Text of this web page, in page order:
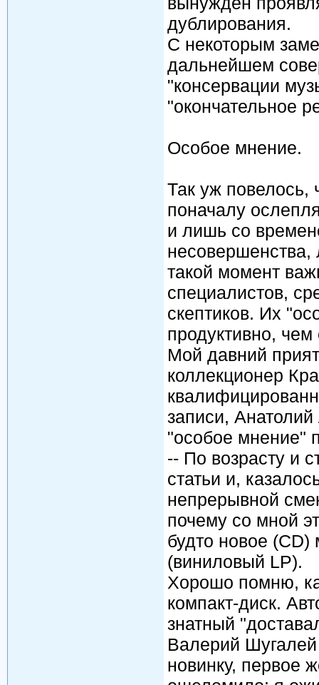
дублирования.
С некоторым
дальнейшем
"консервации
"окончательное
Особое мнение.
Так уж повелось,
поначалу
и лишь со
несовершенства,
такой момент
специалистов,
скептиков. Их
продуктивно,
Мой давний
коллекционер
записи,
"особое мнение"
-- По возрасту и
статьи и,
непрерывной
почему со мной
будто новое
(виниловый LP).
Хорошо помню,
компакт-диск.
знатный
Валерий
новинку, первое